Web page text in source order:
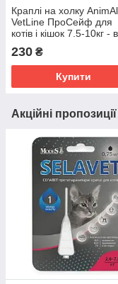
Краплі на холку
VetLine ПроСейф для
котів і кішок 7.5-10кг -
бліх, кліщів, глистів,
230 ₴
Купити
Акційні